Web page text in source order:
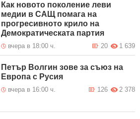
Как новото поколение леви
медии в САЩ помага на
прогресивното крило на
Демократическата партия
вчера в 18:00 ч. 1 639
20
Петър Волгин зове за съюз на
Европа с Русия
вчера в 16:00 ч. 2 378
126